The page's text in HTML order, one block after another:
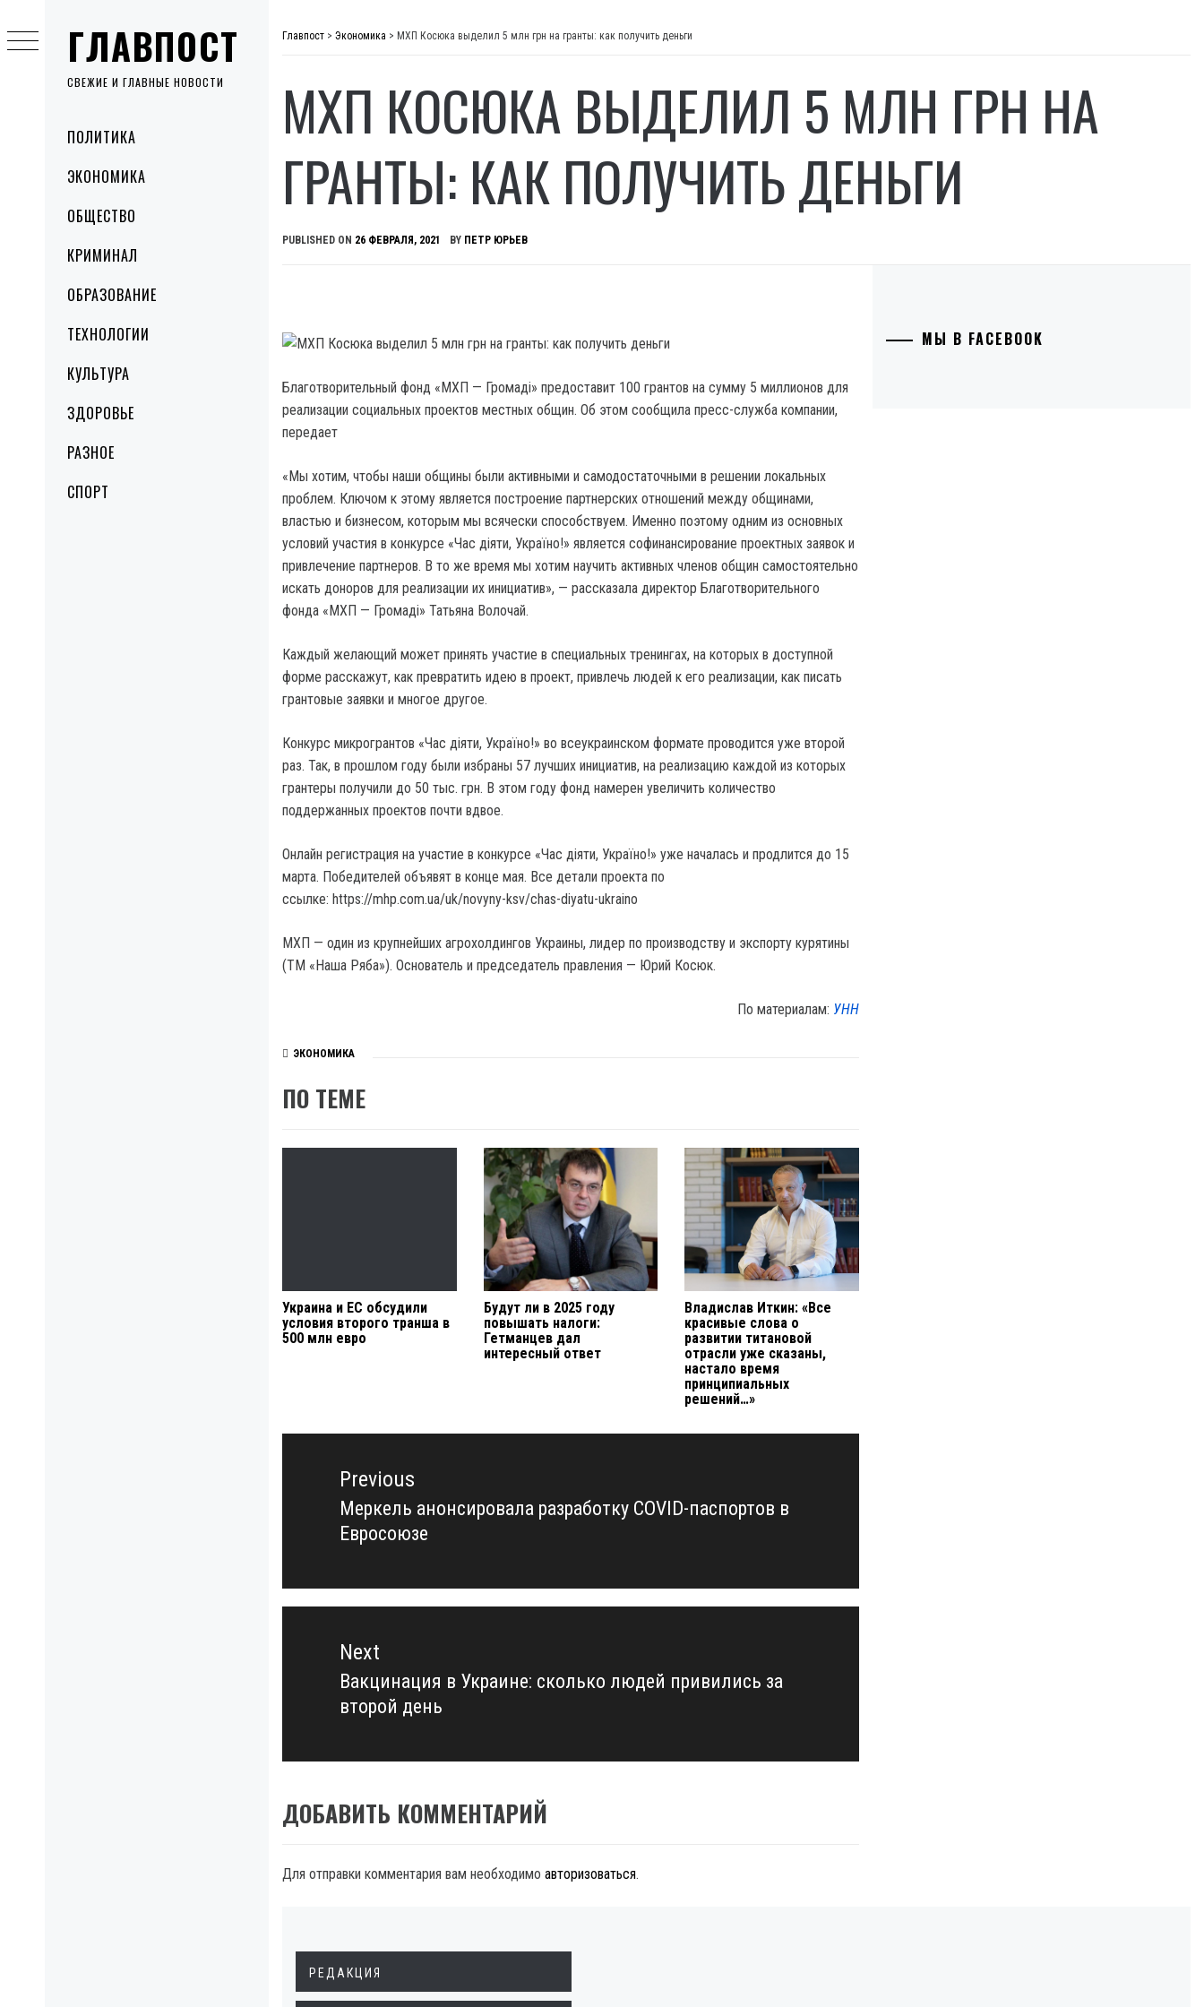
ГЛАВПОСТ
СВЕЖИЕ И ГЛАВНЫЕ НОВОСТИ
MenuПОЛИТИКА
ЭКОНОМИКА
ОБЩЕСТВО
КРИМИНАЛ
ОБРАЗОВАНИЕ
ТЕХНОЛОГИИ
КУЛЬТУРА
ЗДОРОВЬЕ
РАЗНОЕ
СПОРТ
to
content
Главпост > Экономика > МХП Косюка выделил 5 млн грн на гранты: как получить деньги
МХП КОСЮКА ВЫДЕЛИЛ 5 МЛН ГРН НА
ГРАНТЫ: КАК ПОЛУЧИТЬ ДЕНЬГИ
PUBLISHED ON 26 ФЕВРАЛЯ, 2021 BY ПЕТР ЮРЬЕВ
Благотворительный фонд «МХП — Громаді» предоставит 100 грантов на сумму 5 миллионов для
реализации социальных проектов местных общин. Об этом сообщила пресс-служба компании,
передает
«Мы хотим, чтобы наши общины были активными и самодостаточными в решении локальных
проблем. Ключом к этому является построение партнерских отношений между общинами,
властью и бизнесом, которым мы всячески способствуем. Именно поэтому одним из основных
условий участия в конкурсе «Час діяти, Україно!» является софинансирование проектных заявок и
привлечение партнеров. В то же время мы хотим научить активных членов общин самостоятельно
искать доноров для реализации их инициатив», — рассказала директор Благотворительного
фонда «МХП — Громаді» Татьяна Волочай.
Каждый желающий может принять участие в специальных тренингах, на которых в доступной
форме расскажут, как превратить идею в проект, привлечь людей к его реализации, как писать
грантовые заявки и многое другое.
Конкурс микрогрантов «Час діяти, Україно!» во всеукраинском формате проводится уже второй
раз. Так, в прошлом году были избраны 57 лучших инициатив, на реализацию каждой из которых
грантеры получили до 50 тыс. грн. В этом году фонд намерен увеличить количество
поддержанных проектов почти вдвое.
Онлайн регистрация на участие в конкурсе «Час діяти, Україно!» уже началась и продлится до 15
марта. Победителей объявят в конце мая. Все детали проекта по
ссылке: https://mhp.com.ua/uk/novyny-ksv/chas-diyatu-ukraino
МХП — один из крупнейших агрохолдингов Украины, лидер по производству и экспорту курятины
(ТМ «Наша Ряба»). Основатель и председатель правления — Юрий Косюк.
По материалам: УНН
ЭКОНОМИКА
ПО ТЕМЕ
Украина и ЕС обсудили
условия второго транша в
500 млн евро
Будут ли в 2025 году
повышать налоги:
Гетманцев дал
интересный ответ
Владислав Иткин: «Все
красивые слова о
развитии титановой
отрасли уже сказаны,
настало время
принципиальных
решений…»
Навигация
записямPrevious
Previous
post:
Меркель анонсировала разработку COVID-паспортов в
Евросоюзе
Next
Next
post:
Вакцинация в Украине: сколько людей привились за
второй день
ДОБАВИТЬ КОММЕНТАРИЙ
Для отправки комментария вам необходимо авторизоваться.
МЫ В FACEBOOK
РЕДАКЦИЯ